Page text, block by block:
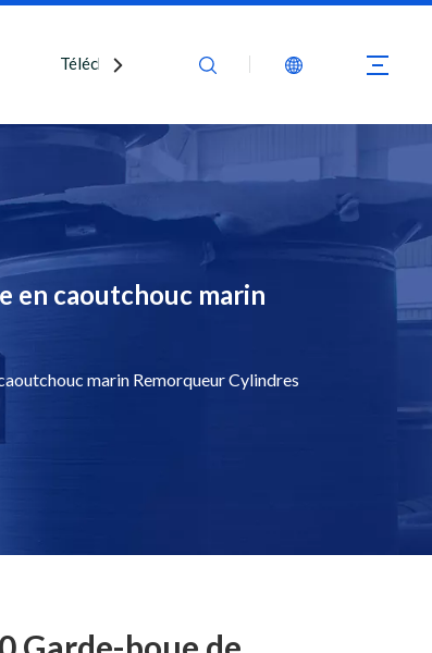
Télécharger Nous contacter
en caoutchouc marin
marin Remorqueur Cylindres